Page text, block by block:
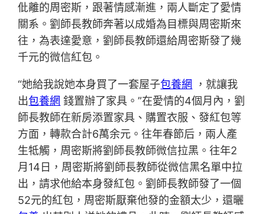
仳離的周密斯，跟著情感漸進，兩人斷定了愛情
關系。劉師長教師奔著以成婚為目標與周密斯來
往，為表達愛意，劉師長教師還給周密斯發了幾
千元的微信紅包。
“她給我說她本身買了一套屋子包養網
，就讓我
出包養網 錢置辦了家具。”在愛情的4個月內，劉
師長教師在新房添置家具、購置衣服、發紅包等
方面，轉款合計6萬余元。往年春節后，兩人產
生牴觸，周密斯將劉師長教師微信拉黑。往年2
月14日，周密斯將劉師長教師從微信黑名單中拉
出，請求他給本身發紅包。劉師長教師發了一個
52元的紅包，周密斯厭棄他發的金額太少，還曬